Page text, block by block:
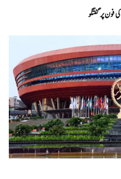
پر گفتگو